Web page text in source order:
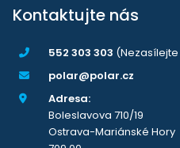
Kontaktujte nás
552 303 303 (Nezasílejte
polar@polar.cz
Adresa:
Boleslavova 710/19
Ostrava-Mariánské Hory